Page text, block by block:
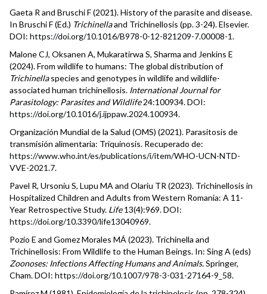
Gaeta R and Bruschi F (2021). History of the parasite and disease.
In Bruschi F (Ed.) Trichinellaand Trichinellosis (pp. 3-24). Elsevier.
DOI: https://doi.org/10.1016/B978-0-12-821209-7.00008-1.
Malone CJ, Oksanen A, Mukaratirwa S, Sharma and Jenkins E
(2024). From wildlife to humans: The global distribution of
Trichinellaspecies and genotypes in wildlife and wildlife-
associated human trichinellosis. International Journal for
Parasitology: Parasites and Wildlife24:100934. DOI:
https://doi.org/10.1016/j.ijppaw.2024.100934.
Organización Mundial de la Salud (OMS) (2021). Parasitosis de
transmisión alimentaria: Triquinosis. Recuperado de:
https://www.who.int/es/publications/i/item/WHO-UCN-NTD-
VVE-2021.7.
Pavel R, Ursoniu S, Lupu MA and Olariu TR (2023). Trichinellosis in
Hospitalized Children and Adults from Western Romania: A 11-
Year Retrospective Study. Life13(4):969. DOI:
https://doi.org/10.3390/life13040969.
Pozio E and Gomez Morales MÁ (2023). Trichinella and
Trichinellosis: From Wildlife to the Human Beings. In: Sing A (eds)
Zoonoses: Infections Affecting Humans and Animals.Springer,
Cham. DOI: https://doi.org/10.1007/978-3-031-27164-9_58.